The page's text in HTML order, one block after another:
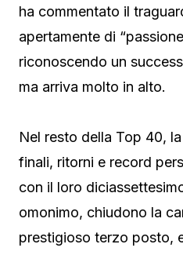
ha commentato il
apertamente di
riconoscendo un
ma arriva molto in alto.
Nel resto della Top 40,
finali, ritorni e record
con il loro
omonimo, chiudono la
prestigioso terzo posto,